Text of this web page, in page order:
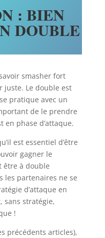
: BIEN
DOUBLE
smasher fort
juste. Le double est
pratique avec un
de le prendre
en phase d’attaque.
est essentiel d’être
gagner le
être à double
les partenaires ne se
d’attaque en
sans stratégie,
!
précédents articles),